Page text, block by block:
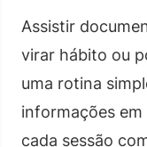
Assistir
virar hábito ou
uma rotina
informações
cada sessão